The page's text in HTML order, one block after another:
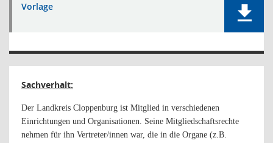
Vorlage
Sachverhalt:
Der Landkreis Cloppenburg ist Mitglied in verschiedenen
Einrichtungen und Organisationen. Seine Mitgliedschaftsrechte
nehmen für ihn Vertreter/innen war, die in die Organe (z.B.